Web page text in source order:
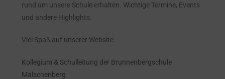
rund um unsere Schule erhalten. Wichtige Termine, Events
und andere Highlights.
Viel Spaß auf unserer Website
Kollegium & Schulleitung der Brunnenbergschule
Malschenberg